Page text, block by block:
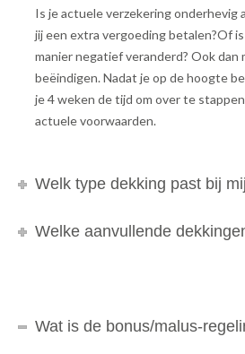
Is je actuele verzekering onderhevig
jij een extra vergoeding betalen?Of
manier negatief veranderd? Ook dan
beëindigen. Nadat je op de hoogte
je 4 weken de tijd om over te
actuele voorwaarden.
Welk type dekking past bij
Welke aanvullende
Wat is de bonus/malus-